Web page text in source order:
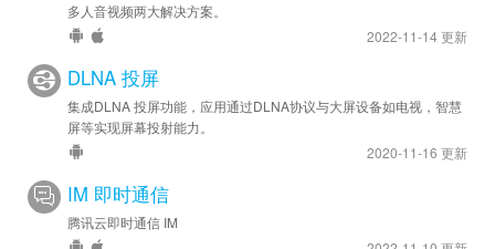
多人音视频两大解决方案。
2022-11-14 更新
DLNA 投屏
集成DLNA 投屏功能，应用通过DLNA协议与大屏设备如电视，智慧
屏等实现屏幕投射能力。
2020-11-16 更新
IM 即时通信
腾讯云即时通信 IM